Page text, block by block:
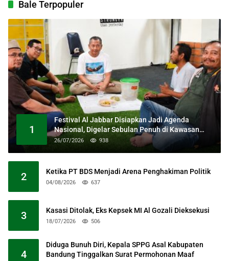
Bale Terpopuler
1
Festival Al Jabbar Disiapkan Jadi Agenda
Nasional, Digelar Sebulan Penuh di Kawasan
Masjid Raya Al Jabbar
26/07/2026 938
2 Ketika PT BDS Menjadi Arena Penghakiman Politik
04/08/2026 637
3 Kasasi Ditolak, Eks Kepsek MI Al Gozali Dieksekusi
18/07/2026 506
4
Diduga Bunuh Diri, Kepala SPPG Asal Kabupaten
Bandung Tinggalkan Surat Permohonan Maaf